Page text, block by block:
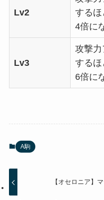
Lv2
するほ
4倍に
Lv3
攻撃
するほ
6倍に
A駒
【オセロニア】